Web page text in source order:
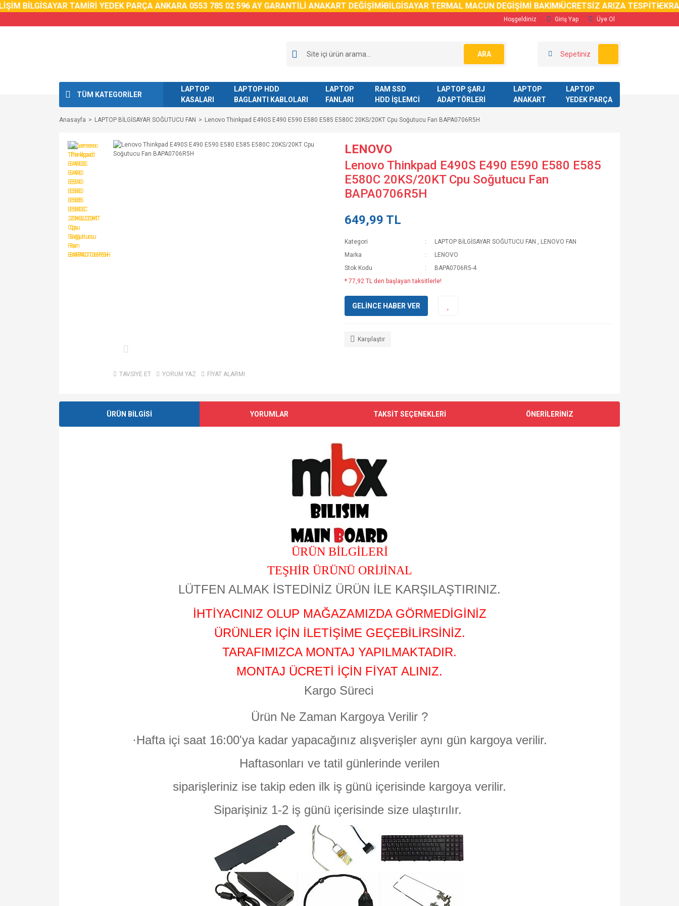
BİLGİSAYAR TAMİRİ YEDEK PARÇA ANKARA 0553 785 02 596 AY GARANTİLİ ANAKART DEĞİŞİMİBİLGİSAYAR TERMAL MACUN DEGİŞİMİ BAKIMIÜCRETSİZ ARIZA TESPİTİ
Hoşgeldiniz Giriş Yap Üye Ol
ARA Sepetiniz
TÜM KATEGORİLER
LAPTOP
KASALARI
LAPTOP HDD
BAGLANTI KABLOLARI
LAPTOP
FANLARI
RAM SSD
HDD İŞLEMCİ
LAPTOP ŞARJ
ADAPTÖRLERİ
LAPTOP
ANAKART
LAPTOP
YEDEK PARÇA
Anasayfa LAPTOP BİLGİSAYAR SOĞUTUCU FAN Lenovo Thinkpad E490S E490 E590 E580 E585 E580C 20KS/20KT Cpu Soğutucu Fan BAPA0706R5H
TAVSİYE ET YORUM YAZ FİYAT ALARMI
LENOVO
Lenovo Thinkpad E490S E490 E590 E580 E585
E580C 20KS/20KT Cpu Soğutucu Fan
BAPA0706R5H
649,99 TL
Kategori LAPTOP BİLGİSAYAR SOĞUTUCU FAN , LENOVO FAN
Marka
LENOVO
Stok Kodu
BAPA0706R5-4
* 77,92 TL den başlayan taksitlerle!
GELİNCE HABER VER
Karşılaştır
ÜRÜN BİLGİSİ YORUMLAR TAKSİT SEÇENEKLERİ ÖNERİLERİNİZ
ÜRÜN BİLGİLERİ
TEŞHİR ÜRÜNÜ ORİJİNAL
LÜTFEN ALMAK İSTEDİNİZ ÜRÜN İLE KARŞILAŞTIRINIZ.
İHTİYACINIZ OLUP MAĞAZAMIZDA GÖRMEDİGİNİZ
ÜRÜNLER İÇİN İLETİŞİME GEÇEBİLİRSİNİZ.
TARAFIMIZCA MONTAJ YAPILMAKTADIR.
MONTAJ ÜCRETİ İÇİN FİYAT ALINIZ.
Kargo Süreci
Ürün Ne Zaman Kargoya Verilir ?
·Hafta içi saat 16:00'ya kadar yapacağınız alışverişler aynı gün kargoya verilir.
Haftasonları ve tatil günlerinde verilen
siparişleriniz ise takip eden ilk iş günü içerisinde kargoya verilir.
Siparişiniz 1-2 iş günü içerisinde size ulaştırılır.